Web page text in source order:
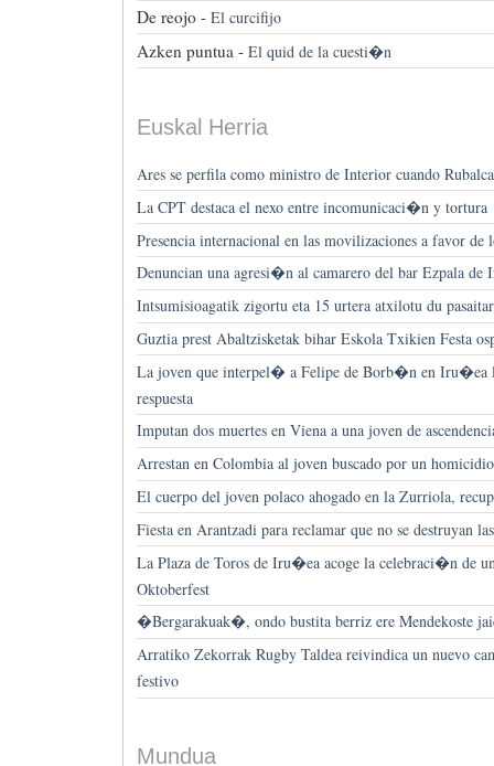
De reojo - El curcifijo
Azken puntua - El quid de la cuesti�n
Euskal Herria
Ares se perfila como ministro de Interior cuando
La CPT destaca el nexo entre incomunicaci�n y tortura
Presencia internacional en las movilizaciones a favor
Denuncian una agresi�n al camarero del bar Ezpala
Intsumisioagatik zigortu eta 15 urtera atxilotu du
Guztia prest Abaltzisketak bihar Eskola Txikien Festa
La joven que interpel� a Felipe de Borb�n en Iru�ea
respuesta
Imputan dos muertes en Viena a una joven de
Arrestan en Colombia al joven buscado por un
El cuerpo del joven polaco ahogado en la Zurriola,
Fiesta en Arantzadi para reclamar que no se destruyan
La Plaza de Toros de Iru�ea acoge la celebraci�n de
Oktoberfest
�Bergarakuak�, ondo bustita berriz ere Mendekoste
Arratiko Zekorrak Rugby Taldea reivindica un nuevo
festivo
Mundua